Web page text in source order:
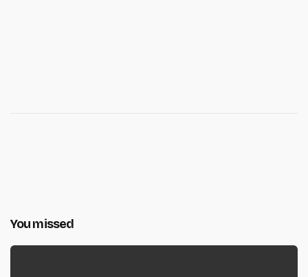
You missed